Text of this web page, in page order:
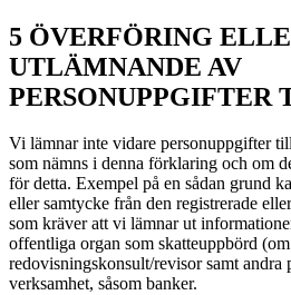
5 ÖVERFÖRING
UTLÄMNANDE AV
PERSONUPPGIFTER
Vi lämnar inte vidare personuppgifter
som nämns i denna förklaring och om
för detta. Exempel på en sådan grund
eller samtycke från den registrerade
som kräver att vi lämnar ut
offentliga organ som skatteuppbörd
redovisningskonsult/revisor samt andra
verksamhet, såsom banker.